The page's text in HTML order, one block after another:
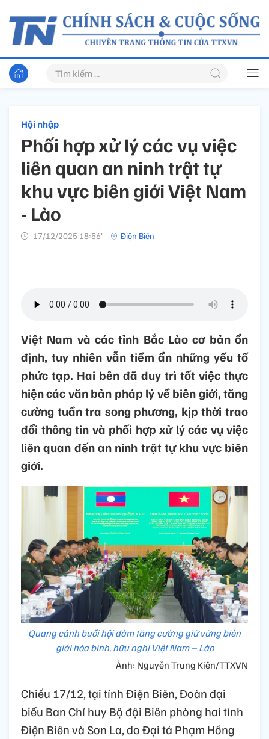
Hội nhập
Phối hợp xử lý các vụ việc
liên quan an ninh trật tự
khu vực biên giới Việt Nam
- Lào
17/12/2025 18:56’ Điện Biên
Việt Nam và các tỉnh Bắc Lào cơ bản ổn
định, tuy nhiên vẫn tiềm ẩn những yếu tố
phức tạp. Hai bên đã duy trì tốt việc thực
hiện các văn bản pháp lý về biên giới, tăng
cường tuần tra song phương, kịp thời trao
đổi thông tin và phối hợp xử lý các vụ việc
liên quan đến an ninh trật tự khu vực biên
giới.
Quang cảnh buổi hội đàm tăng cường giữ vững biên
giới hòa bình, hữu nghị Việt Nam – Lào
Ảnh: Nguyễn Trung Kiên/TTXVN
Chiều 17/12, tại tỉnh Điện Biên, Đoàn đại
biểu Ban Chỉ huy Bộ đội Biên phòng hai tỉnh
Điện Biên và Sơn La, do Đại tá Phạm Hồng